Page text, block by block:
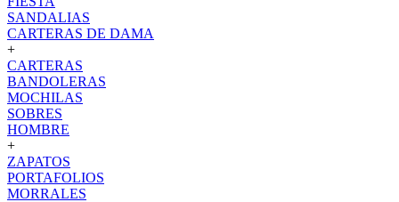
SANDALIAS
CARTERAS DE DAMA
+
CARTERAS
BANDOLERAS
MOCHILAS
SOBRES
HOMBRE
+
ZAPATOS
PORTAFOLIOS
MORRALES